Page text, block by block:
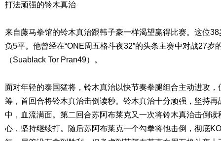
打法顽强的铃木真治
来自藤马拳馆的铃木真治跟韩子豪一样渴望赢得比赛。这位
负5平。他曾经在“ONE周五格斗夜32”的头条主赛中对战27岁
（Suablack Tor Pran49）。
面对年轻的泰国猛将，铃木真治以快节奏拳腿组合主动进攻
筹，首回合将铃木真治击倒读秒。铃木真治十分顽强，坚持
中，血流满面。第二回合苏阿布莱克又一次将铃木真治击倒
心，坚持继续打。随后苏阿布莱克一个勾拳将他击倒，彻底